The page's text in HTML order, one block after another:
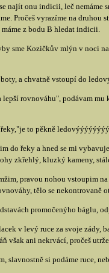
najít onu indicii, leč
Pročeš vyrazíme na
z bodu B hledat indicii.
sme Kozičkův mlýn v noci
a chvatně vstoupí do
rovnováhu", podávam
to pěkně
do řeky a hned se mi
zkřehlý, kluzký kameny,
pravou nohou vstoupim
tělo se nekontrovaně
promočenýho báglu,
v levý ruce za svoje
však ani nekrvácí, pročeš
slavnostně si podáme ruce,